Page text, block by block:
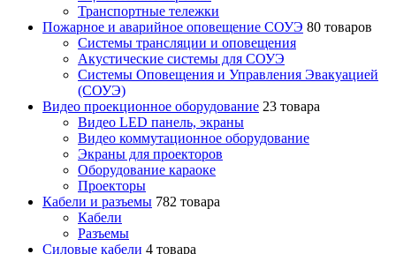
Транспортные тележки
Пожарное и аварийное оповещение СОУЭ 80 товаров
Cистемы трансляции и оповещения
Акустические системы для СОУЭ
Системы Оповещения и Управления Эвакуацией
(СОУЭ)
Видео проекционное оборудование 23 товара
Видео LED панель, экраны
Видео коммутационное оборудование
Экраны для проекторов
Оборудование караоке
Проекторы
Кабели и разъемы 782 товара
Кабели
Разъемы
Силовые кабели 4 товара